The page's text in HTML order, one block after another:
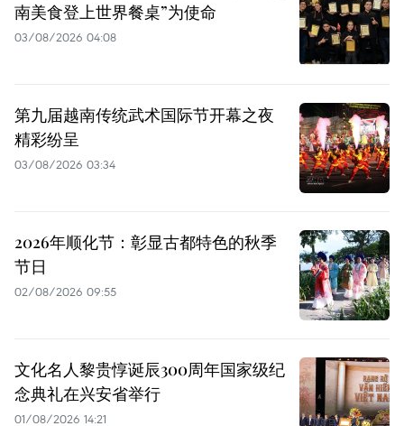
南美食登上世界餐桌”为使命
03/08/2026 04:08
第九届越南传统武术国际节开幕之夜
精彩纷呈
03/08/2026 03:34
2026年顺化节：彰显古都特色的秋季
节日
02/08/2026 09:55
文化名人黎贵惇诞辰300周年国家级纪
念典礼在兴安省举行
01/08/2026 14:21